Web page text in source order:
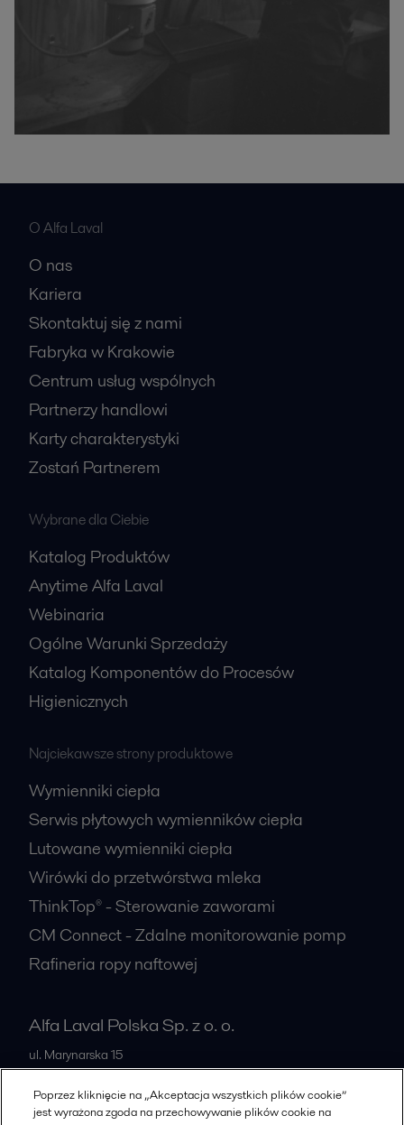
O Alfa Laval
O nas
Kariera
Skontaktuj się z nami
Fabryka w Krakowie
Centrum usług wspólnych
Partnerzy handlowi
Karty charakterystyki
Zostań Partnerem
Wybrane dla Ciebie
Katalog Produktów
Anytime Alfa Laval
Webinaria
Ogólne Warunki Sprzedaży
Katalog Komponentów do Procesów
Higienicznych
Najciekawsze strony produktowe
Wymienniki ciepła
Serwis płytowych wymienników ciepła
Lutowane wymienniki ciepła
Wirówki do przetwórstwa mleka
ThinkTop® - Sterowanie zaworami
CM Connect - Zdalne monitorowanie pomp
Rafineria ropy naftowej
Alfa Laval Polska Sp. z o. o.
ul. Marynarska 15
Poland
Poprzez kliknięcie na „Akceptacja wszystkich plików cookie”
jest wyrażona zgoda na przechowywanie plików cookie na